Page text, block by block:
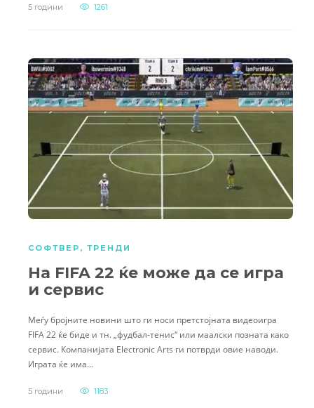
5 години 1261
СОФТВЕР , ТРЕНДИ
На FIFA 22 ќе може да се игра
и сервис
Меѓу бројните новини што ги носи претстојната видеоигра
FIFA 22 ќе биде и тн. „фудбал-тенис“ или маалски позната како
сервис. Компанијата Electronic Arts ги потврди овие наводи.
Играта ќе има…
5 години 1183